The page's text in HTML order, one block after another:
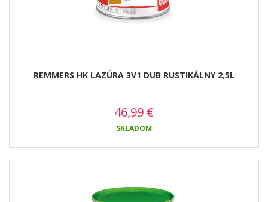
REMMERS HK LAZÚRA 3V1 DUB RUSTIKÁLNY 2,5L
46,99 €
SKLADOM